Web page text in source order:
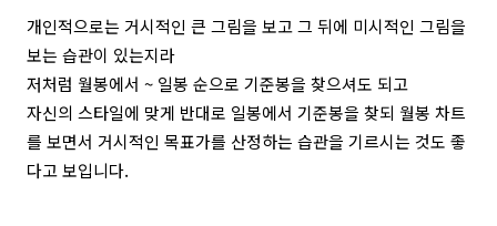
개인적으로는 거시적인 큰 그림을 보고 그 뒤에 미시적인 그림을
보는 습관이 있는지라
저처럼 월봉에서 ~ 일봉 순으로 기준봉을 찾으셔도 되고
자신의 스타일에 맞게 반대로 일봉에서 기준봉을 찾되 월봉 차트
를 보면서 거시적인 목표가를 산정하는 습관을 기르시는 것도 좋
다고 보입니다.